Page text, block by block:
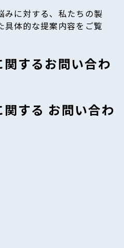
みに対する、私たちの製
具体的な提案内容をご覧
するお問い合わ
する お問い合わ